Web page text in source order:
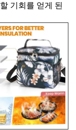
기회를 얻게 된